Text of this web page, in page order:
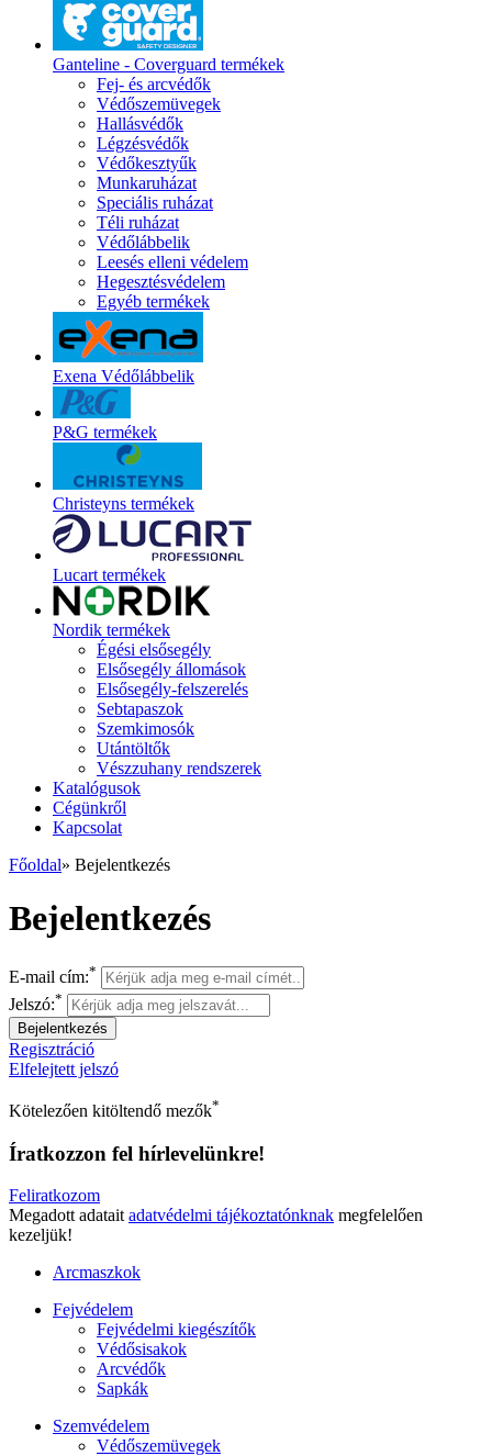
Ganteline - Coverguard termékek
Fej- és arcvédők
Védőszemüvegek
Hallásvédők
Légzésvédők
Védőkesztyűk
Munkaruházat
Speciális ruházat
Téli ruházat
Védőlábbelik
Leesés elleni védelem
Hegesztésvédelem
Egyéb termékek
Exena Védőlábbelik
P&G termékek
Christeyns termékek
Lucart termékek
Nordik termékek
Égési elsősegély
Elsősegély állomások
Elsősegély-felszerelés
Sebtapaszok
Szemkimosók
Utántöltők
Vészzuhany rendszerek
Katalógusok
Cégünkről
Kapcsolat
Főoldal» Bejelentkezés
Bejelentkezés
E-mail cím:*
Jelszó:*
Regisztráció
Elfelejtett jelszó
Kötelezően kitöltendő mezők*
Íratkozzon fel hírlevelünkre!
Feliratkozom
Megadott adatait adatvédelmi tájékoztatónknak megfelelően
kezeljük!
Arcmaszkok
Fejvédelem
Fejvédelmi kiegészítők
Védősisakok
Arcvédők
Sapkák
Szemvédelem
Védőszemüvegek